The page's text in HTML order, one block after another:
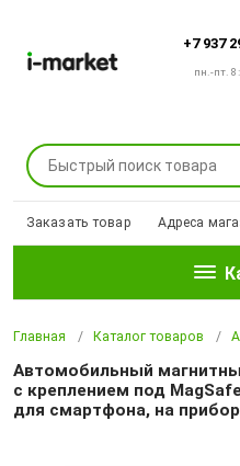
+7 937
пн.-пт.
Заказать товар Адреса
Главная Каталог товаров
Автомобильный
с креплением под
для смартфона, на